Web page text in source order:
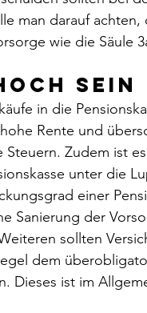
man darauf achten,
wie die Säule
sein
in die
Rente und
Steuern. Zudem ist
unter die
einer
Sanierung der
sollten
dem
Dieses ist im